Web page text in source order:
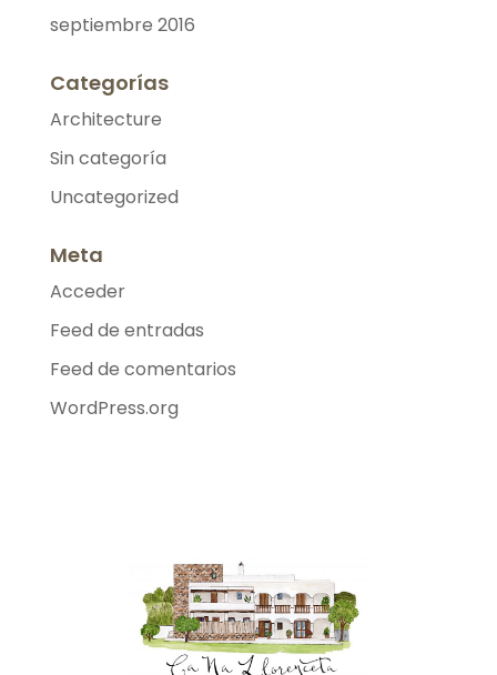
septiembre 2016
Categorías
Architecture
Sin categoría
Uncategorized
Meta
Acceder
Feed de entradas
Feed de comentarios
WordPress.org